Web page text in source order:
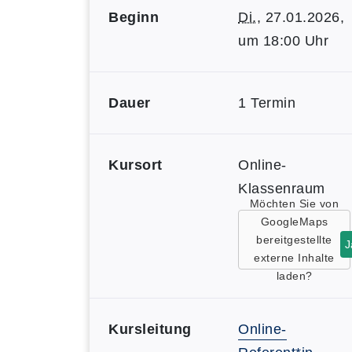
Beginn Di., 27.01.2026,
um 18:00 Uhr
Dauer 1 Termin
Kursort
Online-
Klassenraum
Möchten Sie von
GoogleMaps
bereitgestellte
externe Inhalte
laden?
Kursleitung
Online-